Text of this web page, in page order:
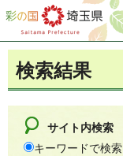
彩の国 埼玉県
検索結果
サイト内検索
キーワードで検索